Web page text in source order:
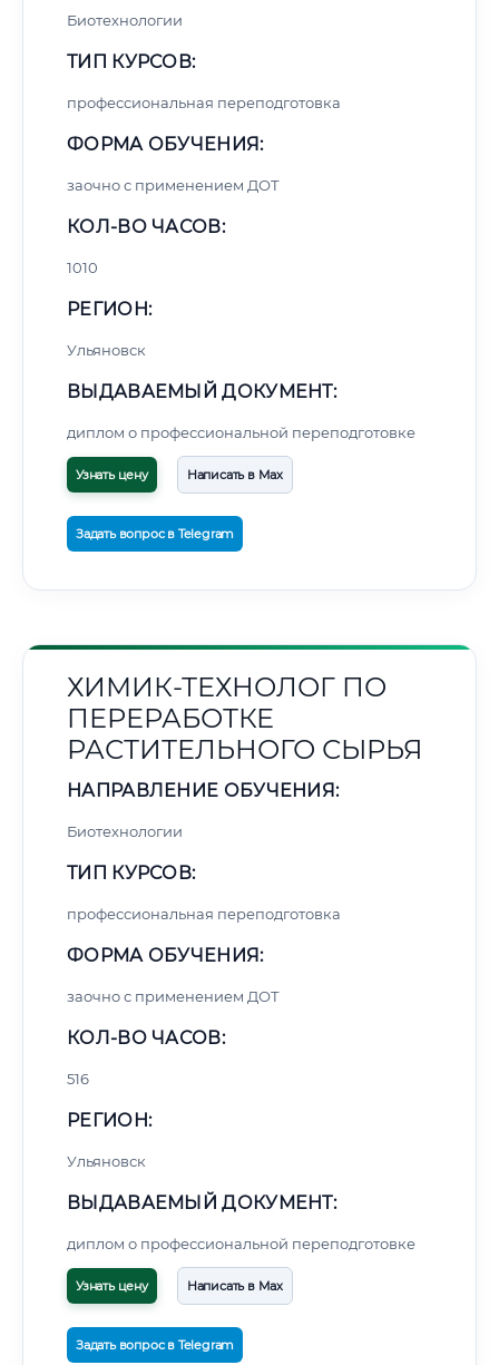
Биотехнологии
ТИП КУРСОВ:
профессиональная переподготовка
ФОРМА ОБУЧЕНИЯ:
заочно с применением ДОТ
КОЛ-ВО ЧАСОВ:
1010
РЕГИОН:
Ульяновск
ВЫДАВАЕМЫЙ ДОКУМЕНТ:
диплом о профессиональной переподготовке
Узнать цену Написать в Max
Задать вопрос в Telegram
ХИМИК-ТЕХНОЛОГ ПО
ПЕРЕРАБОТКЕ
РАСТИТЕЛЬНОГО СЫРЬЯ
НАПРАВЛЕНИЕ ОБУЧЕНИЯ:
Биотехнологии
ТИП КУРСОВ:
профессиональная переподготовка
ФОРМА ОБУЧЕНИЯ:
заочно с применением ДОТ
КОЛ-ВО ЧАСОВ:
516
РЕГИОН:
Ульяновск
ВЫДАВАЕМЫЙ ДОКУМЕНТ:
диплом о профессиональной переподготовке
Узнать цену Написать в Max
Задать вопрос в Telegram